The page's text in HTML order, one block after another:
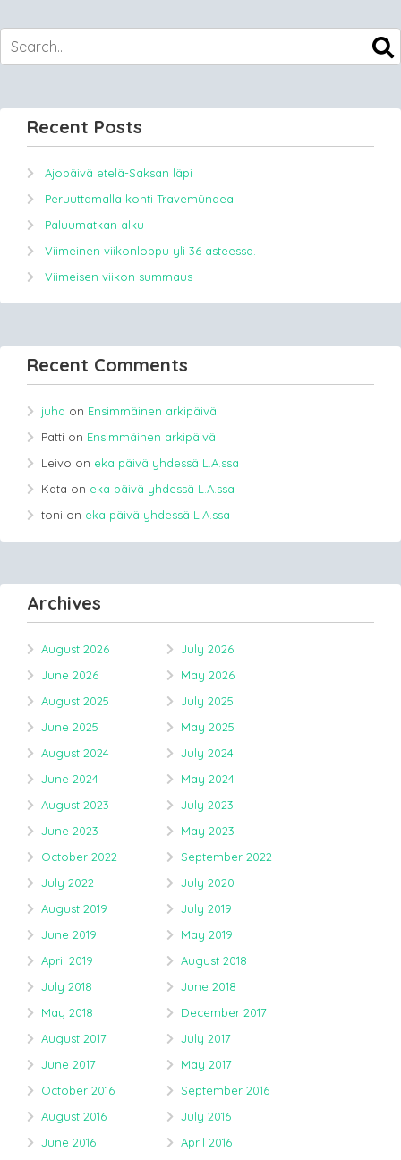
Recent Posts
Ajopäivä etelä-Saksan läpi
Peruuttamalla kohti Travemündea
Paluumatkan alku
Viimeinen viikonloppu yli 36 asteessa.
Viimeisen viikon summaus
Recent Comments
juha on Ensimmäinen arkipäivä
Patti on Ensimmäinen arkipäivä
Leivo on eka päivä yhdessä L.A.ssa
Kata on eka päivä yhdessä L.A.ssa
toni on eka päivä yhdessä L.A.ssa
Archives
August 2026
July 2026
June 2026
May 2026
August 2025
July 2025
June 2025
May 2025
August 2024
July 2024
June 2024
May 2024
August 2023
July 2023
June 2023
May 2023
October 2022
September 2022
July 2022
July 2020
August 2019
July 2019
June 2019
May 2019
April 2019
August 2018
July 2018
June 2018
May 2018
December 2017
August 2017
July 2017
June 2017
May 2017
October 2016
September 2016
August 2016
July 2016
June 2016
April 2016